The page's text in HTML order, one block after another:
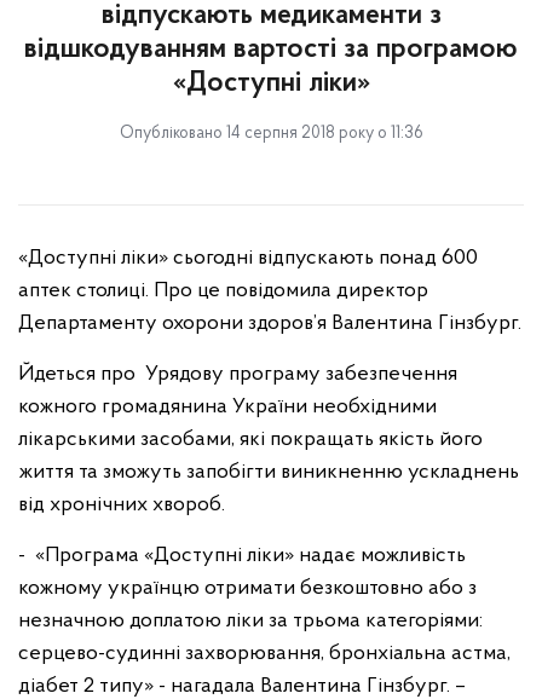
відпускають медикаменти з
відшкодуванням вартості за програмою
«Доступні ліки»
Опубліковано 14 серпня 2018 року о 11:36
«Доступні ліки» сьогодні відпускають понад 600
аптек столиці. Про це повідомила директор
Департаменту охорони здоров’я Валентина Гінзбург.
Йдеться про Урядову програму забезпечення
кожного громадянина України необхідними
лікарськими засобами, які покращать якість його
життя та зможуть запобігти виникненню ускладнень
від хронічних хвороб.
- «Програма «Доступні ліки» надає можливість
кожному українцю отримати безкоштовно або з
незначною доплатою ліки за трьома категоріями:
серцево-судинні захворювання, бронхіальна астма,
діабет 2 типу» - нагадала Валентина Гінзбург. –